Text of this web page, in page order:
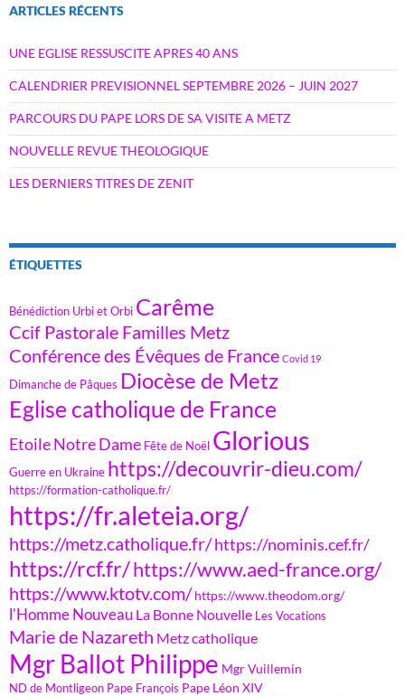
ARTICLES RÉCENTS
UNE EGLISE RESSUSCITE APRES 40 ANS
CALENDRIER PREVISIONNEL SEPTEMBRE 2026 – JUIN 2027
PARCOURS DU PAPE LORS DE SA VISITE A METZ
NOUVELLE REVUE THEOLOGIQUE
LES DERNIERS TITRES DE ZENIT
ÉTIQUETTES
Bénédiction Urbi et Orbi Carême
Ccif Pastorale Familles Metz
Conférence des Évêques de France Covid 19
Dimanche de Pâques Diocèse de Metz
Eglise catholique de France
Etoile Notre Dame Fête de Noël Glorious
Guerre en Ukraine https://decouvrir-dieu.com/
https://formation-catholique.fr/
https://fr.aleteia.org/
https://metz.catholique.fr/https://nominis.cef.fr/
https://rcf.fr/https://www.aed-france.org/
https://www.ktotv.com/ https://www.theodom.org/
l'Homme Nouveau La Bonne Nouvelle Les Vocations
Marie de Nazareth Metz catholique
Mgr Ballot Philippe Mgr Vuillemin
ND de Montligeon Pape François Pape Léon XIV